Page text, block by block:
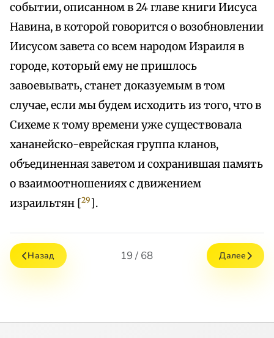
событии, описанном в 24 главе книги Иисуса
Навина, в которой говорится о возобновлении
Иисусом завета со всем народом Израиля в
городе, который ему не пришлось
завоевывать, станет доказуемым в том
случае, если мы будем исходить из того, что в
Сихеме к тому времени уже существовала
хананейско-еврейская группа кланов,
объединенная заветом и сохранившая память
о взаимоотношениях с движением
израильтян [29 ].
Назад 19 / 68 Далее